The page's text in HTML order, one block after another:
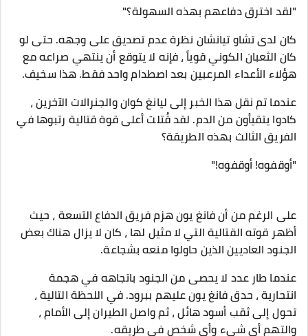
"لقد اخترق دفاعهم بهذه السهولة؟"
كان لدى تشاو تيانشان نظرة عدم تصديق على وجهه. حتى لو
كان الثعبان الكوني قوياً ، فإنه لا يتوقع أن ينتهي صراعه مع
هؤلاء الأعداء المرعبين بعد اصطدام واحد فقط. هذا سخيف.
عندما تم نقل هذا الخبر إلى ليانغ كوان والجنرالات الآخرين ،
كادوا يتقيأون من الدم. لقد قُتلت أعلى قوة قتالية رتبوها في
الفريق الثالث بهذه الطريقة؟
"أوقفوه! أوقفوه!"
على الرغم من أن فانغ يون هزم فريق الدفاع التسعة ، حيث
أظهر قوته القتالية التي لا مثيل لها ، كان لا يزال هناك بعض
الجنود العاديين الذين حاولوا منعه بشجاعة.
عندما طار عدد لا يحصى من الجنود باتجاهه في هجمة
انتحارية ، حدق فانغ يون عليهم ببرود. في اللحظة التالية ،
تحول إلى ثقب أسود هائل ، ثم واصل الطيران إلى الأمام ،
والتهم أي شيء وأي شخص في طريقه.